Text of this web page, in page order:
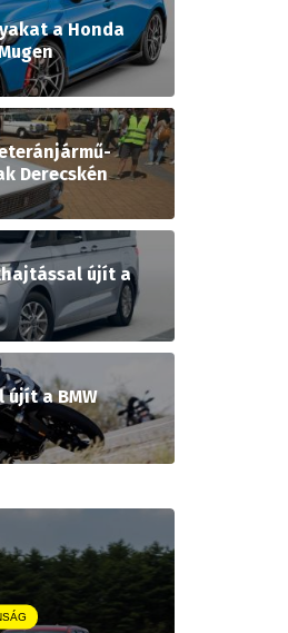
a Honda
Derecskén
újít a
a BMW